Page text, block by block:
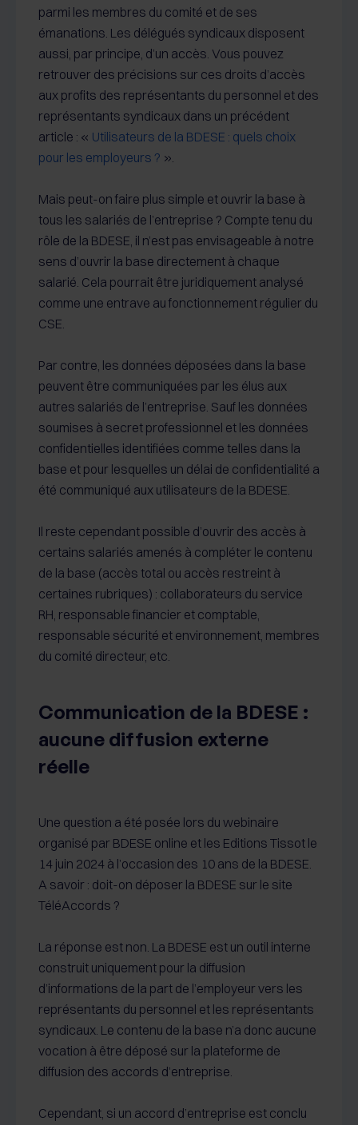
parmi les membres du comité et de ses
émanations. Les délégués syndicaux disposent
aussi, par principe, d’un accès. Vous pouvez
retrouver des précisions sur ces droits d’accès
aux profits des représentants du personnel et des
représentants syndicaux dans un précédent
article : « Utilisateurs de la BDESE : quels choix
pour les employeurs ? ».
Mais peut-on faire plus simple et ouvrir la base à
tous les salariés de l’entreprise ? Compte tenu du
rôle de la BDESE, il n’est pas envisageable à notre
sens d’ouvrir la base directement à chaque
salarié. Cela pourrait être juridiquement analysé
comme une entrave au fonctionnement régulier du
CSE.
Par contre, les données déposées dans la base
peuvent être communiquées par les élus aux
autres salariés de l’entreprise. Sauf les données
soumises à secret professionnel et les données
confidentielles identifiées comme telles dans la
base et pour lesquelles un délai de confidentialité a
été communiqué aux utilisateurs de la BDESE.
Il reste cependant possible d’ouvrir des accès à
certains salariés amenés à compléter le contenu
de la base (accès total ou accès restreint à
certaines rubriques) : collaborateurs du service
RH, responsable financier et comptable,
responsable sécurité et environnement, membres
du comité directeur, etc.
Communication de la BDESE :
aucune diffusion externe
réelle
Une question a été posée lors du webinaire
organisé par BDESE online et les Editions Tissot le
14 juin 2024 à l’occasion des 10 ans de la BDESE.
A savoir : doit-on déposer la BDESE sur le site
TéléAccords ?
La réponse est non. La BDESE est un outil interne
construit uniquement pour la diffusion
d’informations de la part de l’employeur vers les
représentants du personnel et les représentants
syndicaux. Le contenu de la base n’a donc aucune
vocation à être déposé sur la plateforme de
diffusion des accords d’entreprise.
Cependant, si un accord d’entreprise est conclu